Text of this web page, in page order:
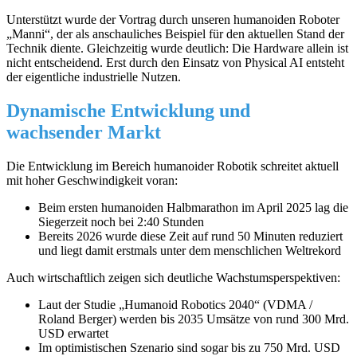
Unterstützt wurde der Vortrag durch unseren humanoiden Roboter
„Manni“, der als anschauliches Beispiel für den aktuellen Stand der
Technik diente. Gleichzeitig wurde deutlich: Die Hardware allein ist
nicht entscheidend. Erst durch den Einsatz von Physical AI entsteht
der eigentliche industrielle Nutzen.
Dynamische Entwicklung und
wachsender Markt
Die Entwicklung im Bereich humanoider Robotik schreitet aktuell
mit hoher Geschwindigkeit voran:
Beim ersten humanoiden Halbmarathon im April 2025 lag die
Siegerzeit noch bei 2:40 Stunden
Bereits 2026 wurde diese Zeit auf rund 50 Minuten reduziert
und liegt damit erstmals unter dem menschlichen Weltrekord
Auch wirtschaftlich zeigen sich deutliche Wachstumsperspektiven:
Laut der Studie „Humanoid Robotics 2040“ (VDMA /
Roland Berger) werden bis 2035 Umsätze von rund 300 Mrd.
USD erwartet
Im optimistischen Szenario sind sogar bis zu 750 Mrd. USD